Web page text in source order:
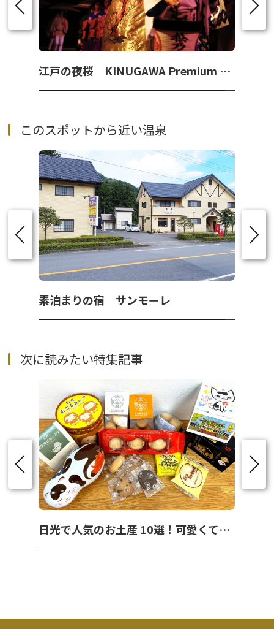
江戸の夜桜 KINUGAWA Premium Night
このスポットから近い温泉
素泊まりの宿 サンモーレ
次に読みたい特集記事
日光で人気のお土産 10選！可愛くて美味しいお菓子を紹介！